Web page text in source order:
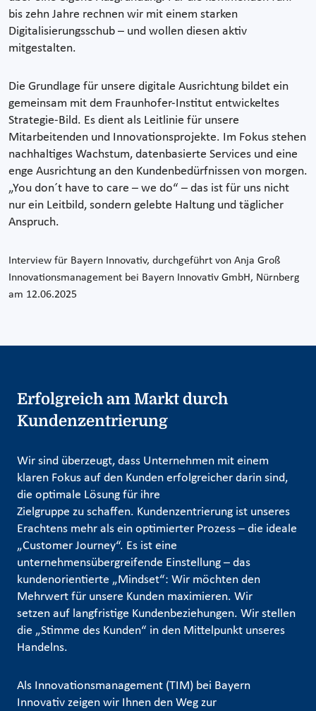
bis zehn Jahre rechnen wir mit einem starken
Digitalisierungsschub – und wollen diesen aktiv
mitgestalten.
Die Grundlage für unsere digitale Ausrichtung bildet ein
gemeinsam mit dem Fraunhofer-Institut entwickeltes
Strategie-Bild. Es dient als Leitlinie für unsere
Mitarbeitenden und Innovationsprojekte. Im Fokus stehen
nachhaltiges Wachstum, datenbasierte Services und eine
enge Ausrichtung an den Kundenbedürfnissen von morgen.
„You don´t have to care – we do“ – das ist für uns nicht
nur ein Leitbild, sondern gelebte Haltung und täglicher
Anspruch.
Interview für Bayern Innovativ, durchgeführt von Anja Groß
Innovationsmanagement bei Bayern Innovativ GmbH, Nürnberg
am 12.06.2025
Erfolgreich am Markt durch
Kundenzentrierung
Wir sind überzeugt, dass Unternehmen mit einem
klaren Fokus auf den Kunden erfolgreicher darin sind,
die optimale Lösung für ihre
Zielgruppe zu schaffen. Kundenzentrierung ist unseres
Erachtens mehr als ein optimierter Prozess – die ideale
„Customer Journey“. Es ist eine
unternehmensübergreifende Einstellung – das
kundenorientierte „Mindset“: Wir möchten den
Mehrwert für unsere Kunden maximieren. Wir
setzen auf langfristige Kundenbeziehungen. Wir stellen
die „Stimme des Kunden“ in den Mittelpunkt unseres
Handelns.
Als Innovationsmanagement (TIM) bei Bayern
Innovativ zeigen wir Ihnen den Weg zur